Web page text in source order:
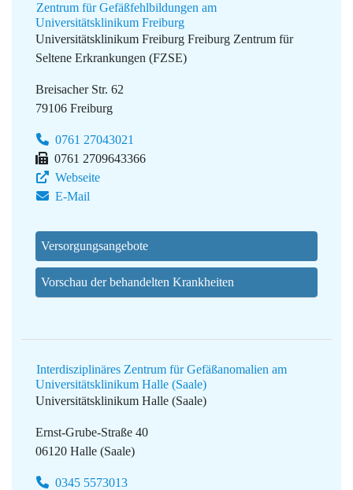
Zentrum für Gefäßfehlbildungen am
Universitätsklinikum Freiburg
Universitätsklinikum Freiburg Freiburg Zentrum für
Seltene Erkrankungen (FZSE)
Breisacher Str. 62
79106 Freiburg
0761 27043021
0761 2709643366
Webseite
E-Mail
Versorgungsangebote
Vorschau der behandelten Krankheiten
Interdisziplinäres Zentrum für Gefäßanomalien am
Universitätsklinikum Halle (Saale)
Universitätsklinikum Halle (Saale)
Ernst-Grube-Straße 40
06120 Halle (Saale)
0345 5573013